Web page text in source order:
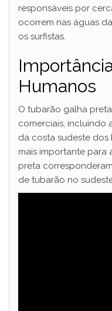
responsáveis por
ocorrem nas águas
os surfistas.
Humanos
O tubarão galha
comerciais, incluindo
da costa sudeste dos
mais importante para
preta
de tubarão no